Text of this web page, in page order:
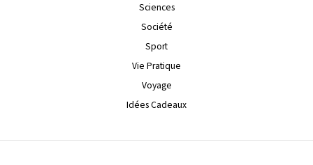
Sciences
Société
Sport
Vie Pratique
Voyage
Idées Cadeaux